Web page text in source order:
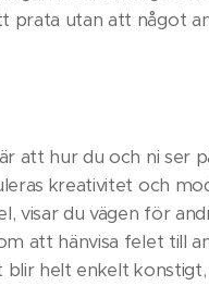
prata utan att något
att hur du och ni ser
kreativitet och
visar du vägen för
att hänvisa felet till
helt enkelt konstigt,